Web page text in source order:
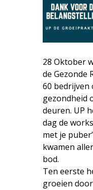
28 Oktober
de Gezonde
60 bedrijven
gezondheid
deuren. UP
dag de
met je
kwamen
bod.
Ten eerste
groeien